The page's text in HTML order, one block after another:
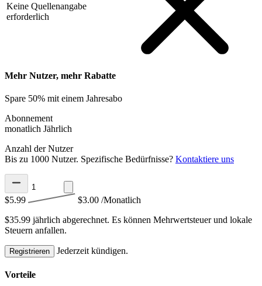
Keine Quellenangabe
erforderlich
Mehr Nutzer, mehr Rabatte
Spare 50% mit einem Jahresabo
Abonnement
monatlich Jährlich
Anzahl der Nutzer
Bis zu 1000 Nutzer. Spezifische Bedürfnisse? Kontaktiere uns
$5.99 $3.00 /Monatlich
$35.99 jährlich abgerechnet. Es können Mehrwertsteuer und lokale
Steuern anfallen.
Registrieren Jederzeit kündigen.
Vorteile